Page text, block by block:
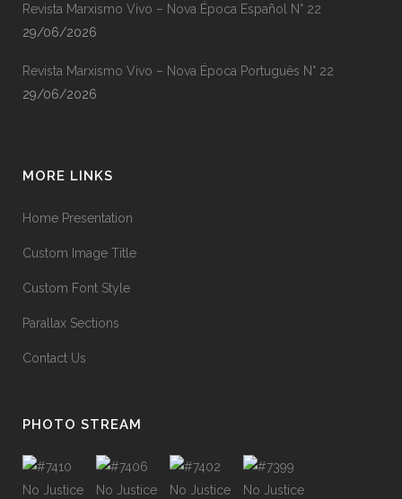
Revista Marxismo Vivo – Nova Época Español N° 22
29/06/2026
Revista Marxismo Vivo – Nova Época Português N° 22
29/06/2026
MORE LINKS
Home Presentation
Custom Image Title
Custom Font Style
Parallax Sections
Contact Us
PHOTO STREAM